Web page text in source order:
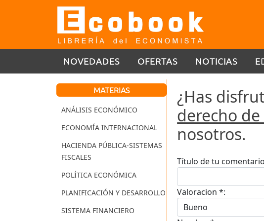
NOVEDADES OFERTAS NOTICIAS
MATERIAS
ANÁLISIS ECONÓMICO
ECONOMÍA INTERNACIONAL
HACIENDA PÚBLICA-SISTEMAS
FISCALES
POLÍTICA ECONÓMICA
PLANIFICACIÓN Y DESARROLLO
SISTEMA FINANCIERO
¿Has
derecho
nosotros.
Título de tu
Valoracion *: